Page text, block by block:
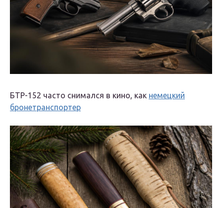
БТР-152 часто снимался в кино, как немецкий
бронетранспортер